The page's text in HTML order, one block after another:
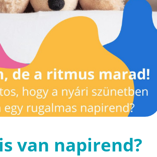
van napirend?